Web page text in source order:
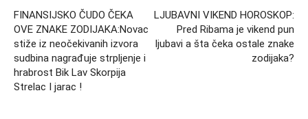
FINANSIJSKO ČUDO ČEKA
OVE ZNAKE ZODIJAKA:Novac
stiže iz neočekivanih izvora
sudbina nagrađuje strpljenje i
hrabrost Bik Lav Skorpija
Strelac I jarac !
LJUBAVNI VIKEND HOROSKOP:
Pred Ribama je vikend pun
ljubavi a šta čeka ostale znake
zodijaka?